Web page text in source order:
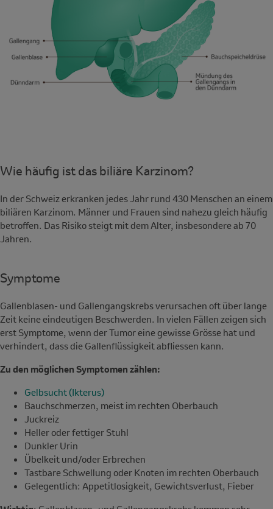
Wie häufig ist das biliäre Karzinom?
In der Schweiz erkranken jedes Jahr rund 430 Menschen an einem
biliären Karzinom. Männer und Frauen sind nahezu gleich häufig
betroffen. Das Risiko steigt mit dem Alter, insbesondere ab 70
Jahren.
Symptome
Gallenblasen- und Gallengangskrebs verursachen oft über lange
Zeit keine eindeutigen Beschwerden. In vielen Fällen zeigen sich
erst Symptome, wenn der Tumor eine gewisse Grösse hat und
verhindert, dass die Gallenflüssigkeit abfliessen kann.
Zu den möglichen Symptomen zählen:
Gelbsucht (Ikterus)
Bauchschmerzen, meist im rechten Oberbauch
Juckreiz
Heller oder fettiger Stuhl
Dunkler Urin
Übelkeit und/oder Erbrechen
Tastbare Schwellung oder Knoten im rechten Oberbauch
Gelegentlich: Appetitlosigkeit, Gewichtsverlust, Fieber